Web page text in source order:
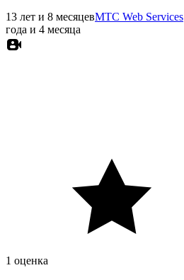
13 лет и 8 месяцевМТС Web Services
года и 4 месяца
1 оценка